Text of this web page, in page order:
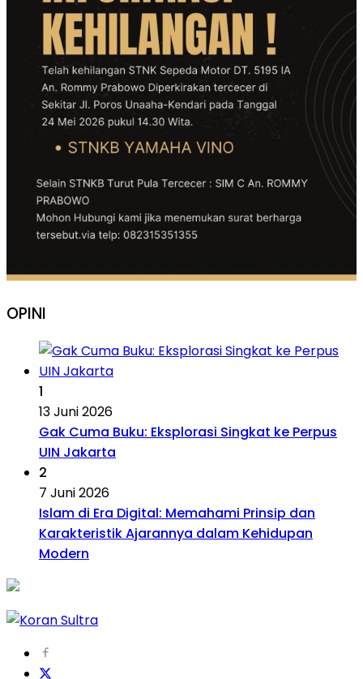
OPINI
1
13 Juni 2026
Gak Cuma Buku: Eksplorasi Singkat ke Perpus
UIN Jakarta
2
7 Juni 2026
Islam di Era Digital: Memahami Prinsip dan
Karakteristik Ajarannya dalam Kehidupan
Modern